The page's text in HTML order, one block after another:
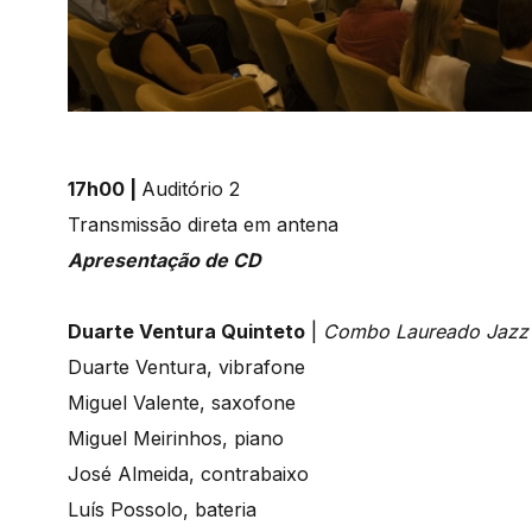
17h00 | Auditório 2
Transmissão direta em antena
Apresentação de CD
Duarte Ventura Quinteto
Combo Laureado
Duarte Ventura, vibrafone
Miguel Valente, saxofone
Miguel Meirinhos, piano
José Almeida, contrabaixo
Luís Possolo, bateria